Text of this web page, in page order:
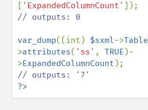
[ 'ExpandedColumnCount'
// outputs: 0
var_dump((int) $sxml->Table
>attributes( 'ss' , TRUE )-
>ExpandedColumnCount
?>